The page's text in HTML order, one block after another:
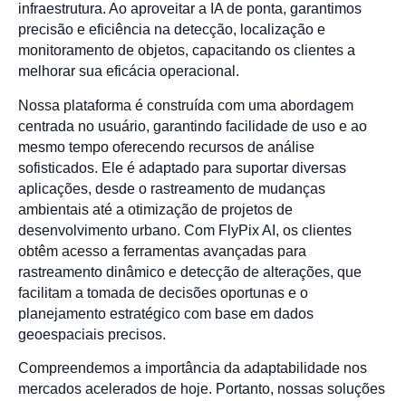
infraestrutura. Ao aproveitar a IA de ponta, garantimos
precisão e eficiência na detecção, localização e
monitoramento de objetos, capacitando os clientes a
melhorar sua eficácia operacional.
Nossa plataforma é construída com uma abordagem
centrada no usuário, garantindo facilidade de uso e ao
mesmo tempo oferecendo recursos de análise
sofisticados. Ele é adaptado para suportar diversas
aplicações, desde o rastreamento de mudanças
ambientais até a otimização de projetos de
desenvolvimento urbano. Com FlyPix AI, os clientes
obtêm acesso a ferramentas avançadas para
rastreamento dinâmico e detecção de alterações, que
facilitam a tomada de decisões oportunas e o
planejamento estratégico com base em dados
geoespaciais precisos.
Compreendemos a importância da adaptabilidade nos
mercados acelerados de hoje. Portanto, nossas soluções